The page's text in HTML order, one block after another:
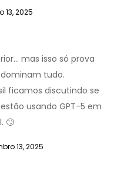
13, 2025
mas isso só prova
tudo.
ficamos discutindo se
usando GPT-5 em
🙄
13, 2025